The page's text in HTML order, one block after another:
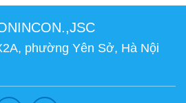
phường Yên Sở, Hà Nội